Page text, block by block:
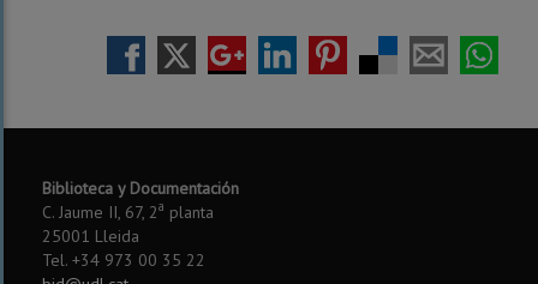
Biblioteca y Documentación
C. Jaume II, 67, 2a planta
25001 Lleida
Tel. +34 973 00 35 22